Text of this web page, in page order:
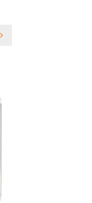
Następne produkty